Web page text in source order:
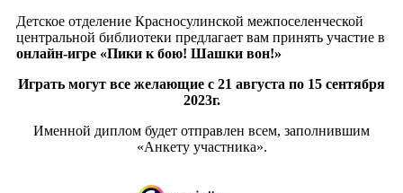
Детское отделение Красносулинской межпоселенческой
центральной библиотеки предлагает вам принять участие в
онлайн-игре «Пики к бою! Шашки вон!»
Играть могут все желающие с 21 августа по 15 сентября
2023г.
Именной диплом будет отправлен всем, заполнившим
«Анкету участника».